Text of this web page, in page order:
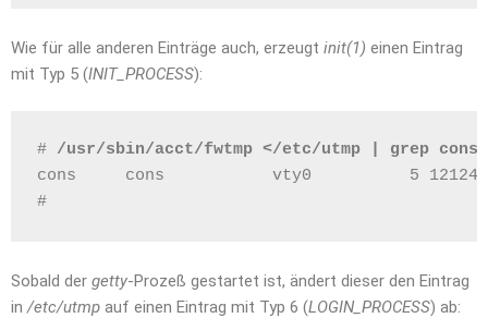
Wie für alle anderen Einträge auch, erzeugt init(1) einen Eintrag
mit Typ 5 (INIT_PROCESS):
# /usr/sbin/acct/fwtmp </etc/utmp | grep cons
cons     cons           vty0          5
#
Sobald der getty-Prozeß gestartet ist, ändert dieser den Eintrag
in/etc/utmp auf einen Eintrag mit Typ 6 (LOGIN_PROCESS) ab: